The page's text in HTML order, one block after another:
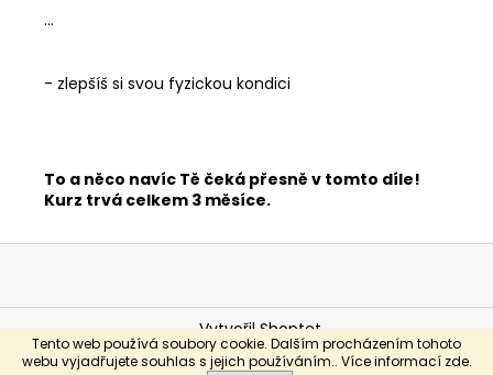
Tento web používá soubory cookie. Dalším procházením tohoto
webu vyjadřujete souhlas s jejich používáním.. Více informací zde.
...
- zlepšíš si svou fyzickou kondici
To a něco navíc Tě čeká přesně v tomto díle!
Kurz trvá celkem 3 měsíce.
Z
p
Vytvořil Shoptet
Copyright 2026Improve Yourself. Všechna práva